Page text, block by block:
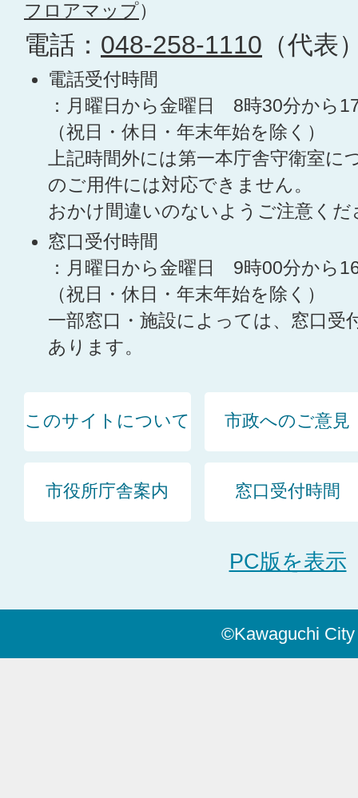
フロアマップ）
電話： 048-258-1110 （代表
電話受付時間
：月曜日から金曜日 8時30分から
（祝日・休日・年末年始を除く）
上記時間外には第一本庁舎守衛室に
のご用件には対応できません。
おかけ間違いのないようご注意くだ
窓口受付時間
：月曜日から金曜日 9時00分から
（祝日・休日・年末年始を除く）
一部窓口・施設によっては、窓口受
あります。
このサイトについて 市政へのご意見
市役所庁舎案内 窓口受付時間
PC版を表示
©Kawaguchi City